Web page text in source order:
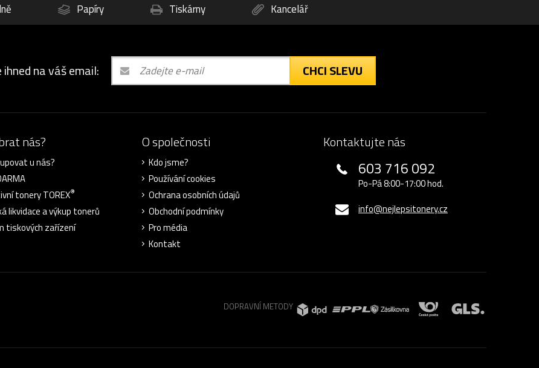
Papíry Tiskárny Kancelář
na váš email: CHCI SLEVU
nás?
u nás?
tonery TOREX®
likvidace a výkup tonerů
tiskových zařízení
O společnosti
Kdo jsme?
Používání cookies
Ochrana osobních údajů
Obchodní podmínky
Pro média
Kontakt
Kontaktujte nás
603 716 092
Po-Pá 8:00-17:00 hod.
info@nejlepsitonery.cz
DOPRAVNÍ METODY